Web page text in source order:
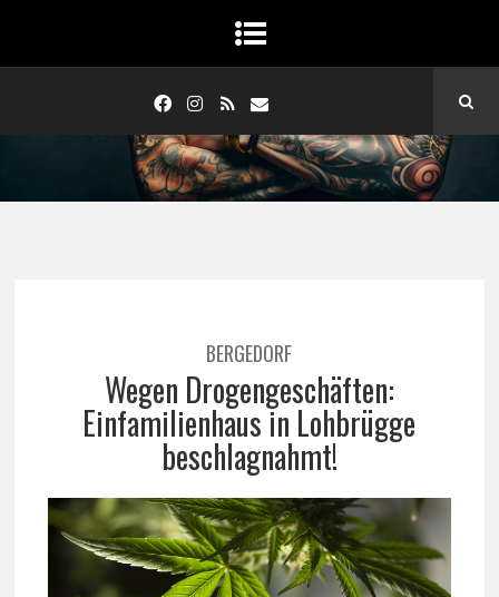
BERGEDORF
Wegen Drogengeschäften:
Einfamilienhaus in Lohbrügge
beschlagnahmt!